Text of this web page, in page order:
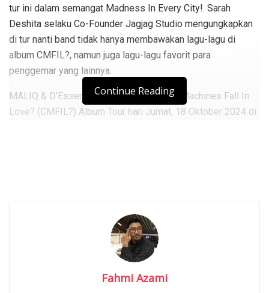
tur ini dalam semangat Madness In Every City!. Sarah
Deshita selaku Co-Founder Jagjag Studio mengungkapkan
di tur nanti band tidak hanya membawakan lagu-lagu di
album CMFIL?, namun juga lagu-lagu favorit para
penggemar yang lainnya.
MALIQ & D’Essentials siap memulai Can Machines Fall In
Love? (CMFIL?) Album Tour hari Jumat, 18 Oktober 2024 di
kota kunjungan akan menjadi sesuatu yang spesial, meski
membawakan tatanan panggung yang sama,” kata Sarah.
Rangkaian tur ini didukung penuh PT Bank Central Asia Tbk.
(BCA) yang pada 2023 lalu menjadi bagian dari Konser 20
Continue Reading
Fahmi Azami